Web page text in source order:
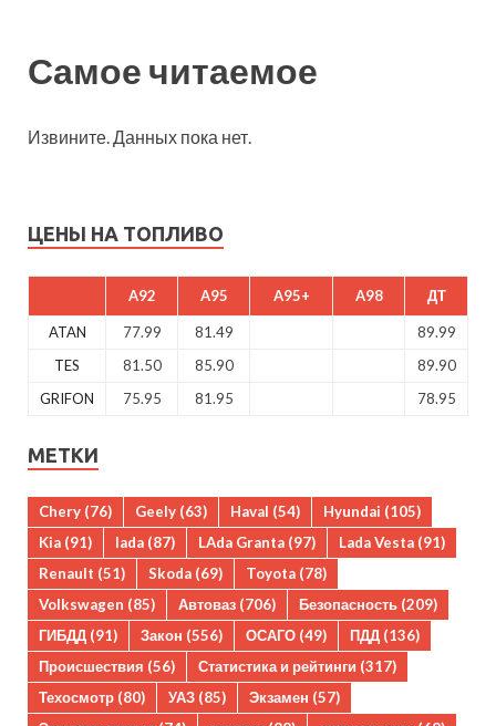
Самое читаемое
Извините. Данных пока нет.
ЦЕНЫ НА ТОПЛИВО
A92 A95 A95+ A98 ДТ
ATAN 77.99 81.49
89.99
TES
81.50 85.90
89.90
GRIFON
75.95 81.95 78.95
МЕТКИ
Chery (76) Geely (63) Haval (54) Hyundai (105)
Kia (91) lada (87) LAda Granta (97) Lada Vesta (91)
Renault (51) Skoda (69) Toyota (78)
Volkswagen (85) Автоваз (706) Безопасность (209)
ГИБДД (91) Закон (556) ОСАГО (49) ПДД (136)
Происшествия (56) Статистика и рейтинги (317)
Техосмотр (80) УАЗ (85) Экзамен (57)